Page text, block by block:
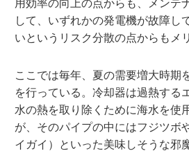
用効率の向上の点からも、メンテ
して、いずれかの発電機が故障し
いというリスク分散の点からもメ
ここでは毎年、夏の需要増大時期
を行っている。冷却器は過熱する
水の熱を取り除くために海水を使
が、そのパイプの中にはフジツボ
イガイ）といった美味しそうな邪